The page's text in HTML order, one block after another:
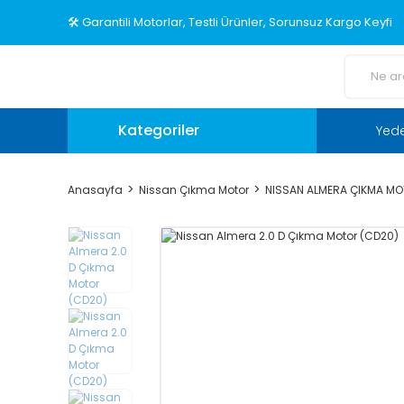
🛠️ Garantili Motorlar, Testli Ürünler, Sorunsuz Kargo Keyfi
Kategoriler
Anasayfa Nissan Çıkma Motor NISSAN ALMERA ÇIKMA